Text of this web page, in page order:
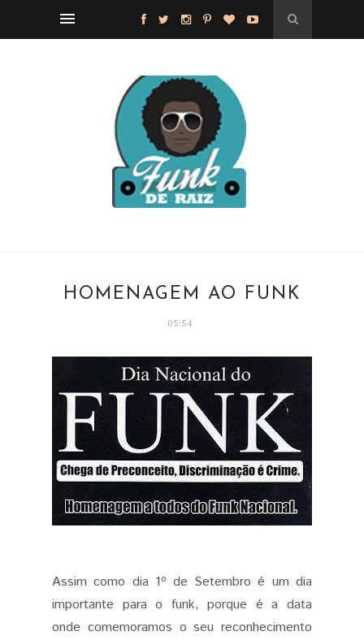
HOMENAGEM AO FUNK
05:54
Assim como dia 1º de Setembro é um dia
importante para o funk, porque é a data
onde comemoramos o seu reconhecimento